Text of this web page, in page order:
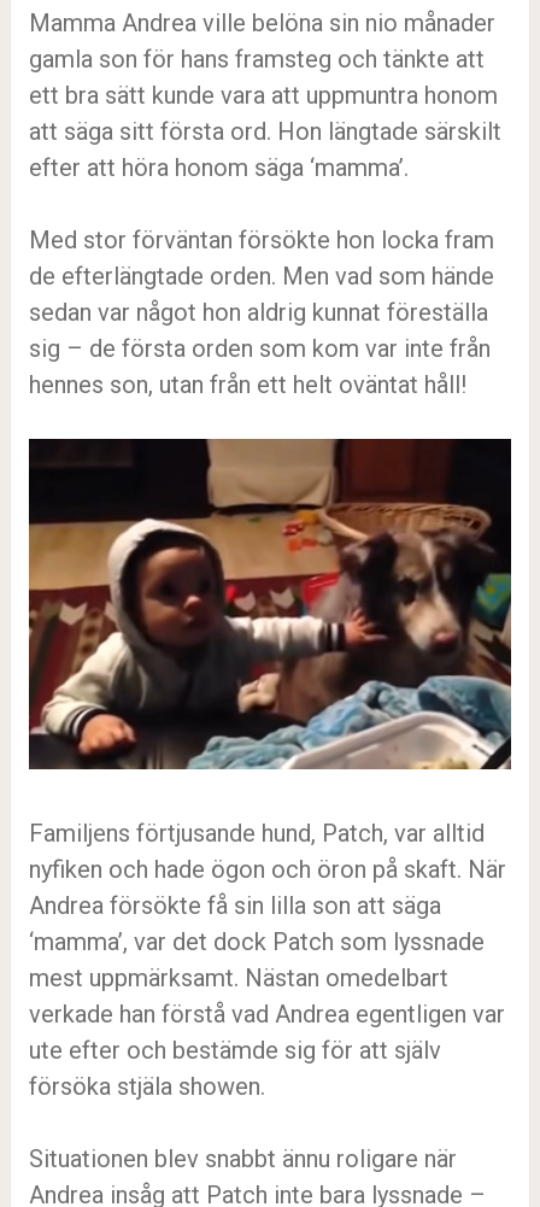
Mamma Andrea ville belöna sin nio månader
gamla son för hans framsteg och tänkte att
ett bra sätt kunde vara att uppmuntra honom
att säga sitt första ord. Hon längtade särskilt
efter att höra honom säga ‘mamma’.
Med stor förväntan försökte hon locka fram
de efterlängtade orden. Men vad som hände
sedan var något hon aldrig kunnat föreställa
sig – de första orden som kom var inte från
hennes son, utan från ett helt oväntat håll!
Familjens förtjusande hund, Patch, var alltid
nyfiken och hade ögon och öron på skaft. När
Andrea försökte få sin lilla son att säga
‘mamma’, var det dock Patch som lyssnade
mest uppmärksamt. Nästan omedelbart
verkade han förstå vad Andrea egentligen var
ute efter och bestämde sig för att själv
försöka stjäla showen.
Situationen blev snabbt ännu roligare när
Andrea insåg att Patch inte bara lyssnade –